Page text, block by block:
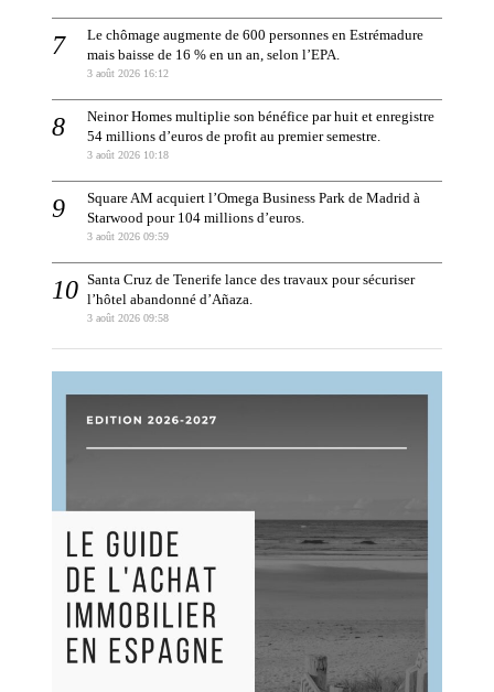
Le chômage augmente de 600 personnes en Estrémadure
mais baisse de 16 % en un an, selon l’EPA.
3 août 2026 16:12
Neinor Homes multiplie son bénéfice par huit et enregistre
54 millions d’euros de profit au premier semestre.
3 août 2026 10:18
Square AM acquiert l’Omega Business Park de Madrid à
Starwood pour 104 millions d’euros.
3 août 2026 09:59
Santa Cruz de Tenerife lance des travaux pour sécuriser
l’hôtel abandonné d’Añaza.
3 août 2026 09:58